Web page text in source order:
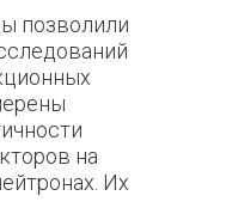
позволили
на
Их